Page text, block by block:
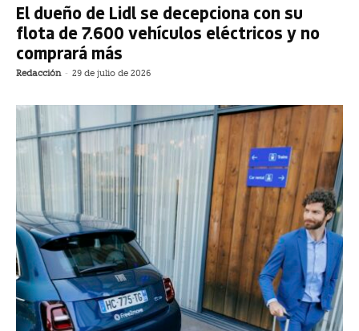
El dueño de Lidl se decepciona con su
flota de 7.600 vehículos eléctricos y no
comprará más
Redacción - 29 de julio de 2026